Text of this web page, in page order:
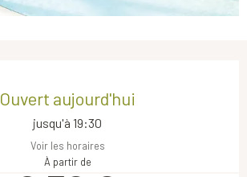
Ouvert aujourd'hui
jusqu'à 19:30
Voir les horaires
À partir de